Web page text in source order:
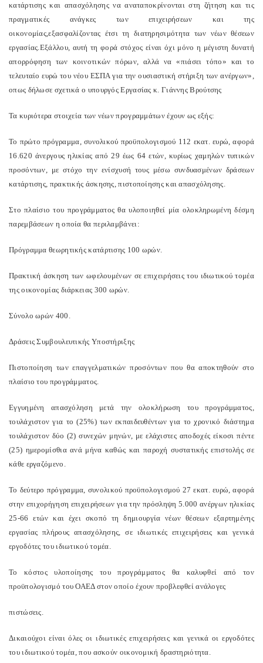
κατάρτισης και απασχόλησης να αναταποκρίνονται στη ζήτηση και τις
πραγματικές ανάγκες των επιχειρήσεων και της
οικονομίας,εξασφαλίζοντας έτσι τη διατηρησιμότητα των νέων θέσεων
εργασίας.Εξάλλου, αυτή τη φορά στόχος είναι όχι μόνο η μέγιστη δυνατή
απορρόφηση των κοινοτικών πόρων, αλλά να «πιάσει τόπο» και το
τελευταίο ευρώ του νέου ΕΣΠΑ για την ουσιαστική στήριξη των ανέργων»,
oπως δήλωσε σχετικά ο υπουργός Εργασίας κ. Γιάννης Βρούτσης
Τα κυριότερα στοιχεία των νέων προγραμμάτων έχουν ως εξής:
Το πρώτο πρόγραμμα, συνολικού προϋπολογισμού 112 εκατ. ευρώ, αφορά
16.620 άνεργους ηλικίας από 29 έως 64 ετών, κυρίως χαμηλών τυπικών
προσόντων, με στόχο την ενίσχυσή τους μέσω συνδυασμένων δράσεων
κατάρτισης, πρακτικής άσκησης, πιστοποίησης και απασχόλησης.
Στο πλαίσιο του προγράμματος θα υλοποιηθεί μία ολοκληρωμένη δέσμη
παρεμβάσεων η οποία θα περιλαμβάνει:
Πρόγραμμα θεωρητικής κατάρτισης 100 ωρών.
Πρακτική άσκηση των ωφελουμένων σε επιχειρήσεις του ιδιωτικού τομέα
της οικονομίας διάρκειας 300 ωρών.
Σύνολο ωρών 400.
Δράσεις Συμβουλευτικής Υποστήριξης
Πιστοποίηση των επαγγελματικών προσόντων που θα αποκτηθούν στο
πλαίσιο του προγράμματος.
Εγγυημένη απασχόληση μετά την ολοκλήρωση του προγράμματος,
τουλάχιστον για το (25%) των εκπαιδευθέντων για το χρονικό διάστημα
τουλάχιστον δύο (2) συνεχών μηνών, με ελάχιστες αποδοχές είκοσι πέντε
(25) ημερομίσθια ανά μήνα καθώς και παροχή συστατικής επιστολής σε
κάθε εργαζόμενο.
Το δεύτερο πρόγραμμα, συνολικού προϋπολογισμού 27 εκατ. ευρώ, αφορά
στην επιχορήγηση επιχειρήσεων για την πρόσληψη 5.000 ανέργων ηλικίας
25-66 ετών και έχει σκοπό τη δημιουργία νέων θέσεων εξαρτημένης
εργασίας πλήρους απασχόλησης, σε ιδιωτικές επιχειρήσεις και γενικά
εργοδότες του ιδιωτικού τομέα.
Το κόστος υλοποίησης του προγράμματος θα καλυφθεί από τον
προϋπολογισμό του ΟΑΕΔ στον οποίο έχουν προβλεφθεί ανάλογες
πιστώσεις.
Δικαιούχοι είναι όλες οι ιδιωτικές επιχειρήσεις και γενικά οι εργοδότες
του ιδιωτικού τομέα, που ασκούν οικονομική δραστηριότητα.